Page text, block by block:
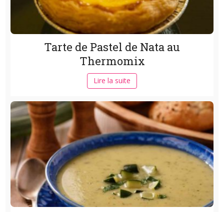
Tarte de Pastel de Nata au
Thermomix
Lire la suite